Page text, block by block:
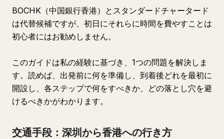
BOCHK（中国銀行香港）とスタンダードチャータード
は代替候補ですが、初日にそれらに時間を費やすことは
初心者にはお勧めしません。
このガイドは私の経験に基づき、1つの問題を解決しま
す。読めば、出発前に何を準備し、到着後どれを最初に
開設し、各ステップで何をすべきか、どの落とし穴を避
けるべきかがわかります。
交通手段：深圳から香港への行き方